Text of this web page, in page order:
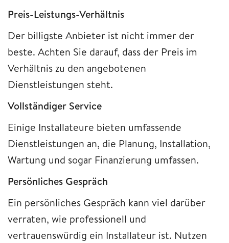
Preis-Leistungs-Verhältnis
Der billigste Anbieter ist nicht immer der
beste. Achten Sie darauf, dass der Preis im
Verhältnis zu den angebotenen
Dienstleistungen steht.
Vollständiger Service
Einige Installateure bieten umfassende
Dienstleistungen an, die Planung, Installation,
Wartung und sogar Finanzierung umfassen.
Persönliches Gespräch
Ein persönliches Gespräch kann viel darüber
verraten, wie professionell und
vertrauenswürdig ein Installateur ist. Nutzen